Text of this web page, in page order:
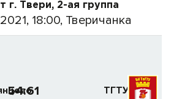
г. Твери, 2-ая группа
18:00, Тверичанка
54:61 ТГТУ-2